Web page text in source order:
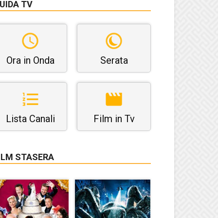
TV
Ora in Onda Serata
Lista Canali Film in Tv
STASERA